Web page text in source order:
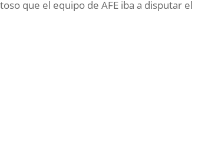
que el equipo de AFE iba a disputar el